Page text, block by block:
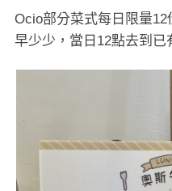
Ocio部分菜式每日限量
早少少，當日12點去到已